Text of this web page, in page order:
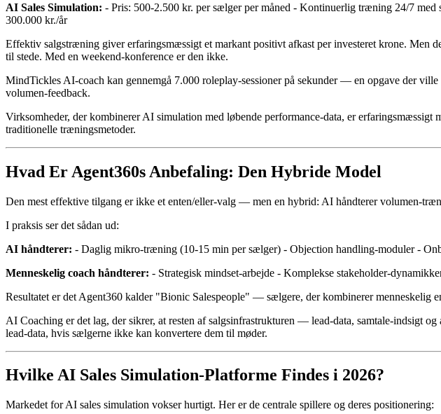
AI Sales Simulation: - Pris: 500-2.500 kr. per sælger per måned - Kontinuerlig træning 24/7
300.000 kr./år
Effektiv salgstræning giver erfaringsmæssigt et markant positivt afkast per investeret krone.
til stede. Med en weekend-konference er den ikke.
MindTickles AI-coach kan gennemgå 7.000 roleplay-sessioner på sekunder — en opgave der
volumen-feedback.
Virksomheder, der kombinerer AI simulation med løbende performance-data, er
traditionelle træningsmetoder.
Hvad Er Agent360s Anbefaling: Den Hybride Model
Den mest effektive tilgang er ikke et enten/eller-valg — men en hybrid: AI håndterer volumen-
I praksis ser det sådan ud:
AI håndterer: - Daglig mikro-træning (10-15 min per sælger) - Objection handling-moduler -
Menneskelig coach håndterer: - Strategisk mindset-arbejde - Komplekse stakeholder-
Resultatet er det Agent360 kalder "Bionic Salespeople" — sælgere, der kombinerer menneskelig
AI Coaching er det lag, der sikrer, at resten af salgsinfrastrukturen — lead-data, samtale-indsigt
lead-data, hvis sælgerne ikke kan konvertere dem til møder.
Hvilke AI Sales Simulation-Platforme Findes i 2026?
Markedet for AI sales simulation vokser hurtigt. Her er de centrale spillere og deres positionering: